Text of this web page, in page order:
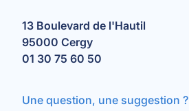
13 Boulevard de l'Hautil
95000 Cergy
01 30 75 60 50
Une question, une suggestion ?